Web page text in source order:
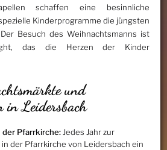
schaffen eine besinnliche
Kinderprogramme die jüngsten
Besuch des Weihnachtsmanns ist
das die Herzen der Kinder
und
in Leidersbach
Pfarrkirche:Jedes Jahr zur
der Pfarrkirche von Leidersbach ein